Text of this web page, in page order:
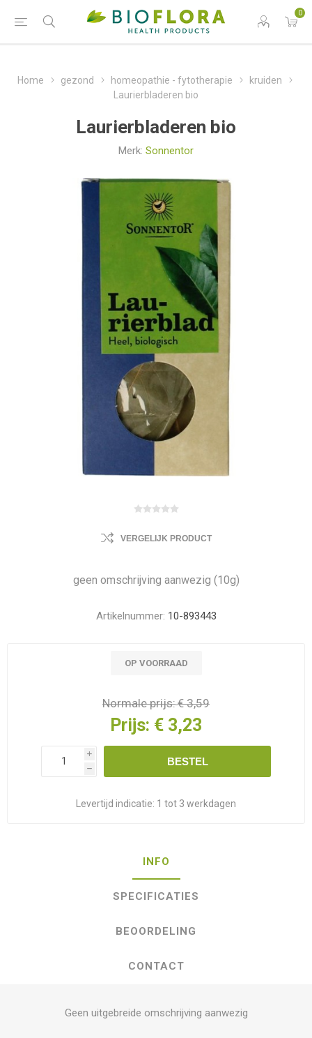
0
Home gezond homeopathie - fytotherapie
kruiden
Laurierbladeren bio
Laurierbladeren bio
Merk: Sonnentor
VERGELIJK PRODUCT
geen omschrijving aanwezig (10g)
Artikelnummer: 10-893443
OP VOORRAAD
Normale prijs:€ 3,59
Prijs: € 3,23
i
h
BESTEL
Levertijd indicatie: 1 tot 3 werkdagen
INFO
SPECIFICATIES
BEOORDELING
CONTACT
Geen uitgebreide omschrijving aanwezig